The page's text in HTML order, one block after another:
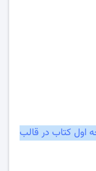
۱۶ صفحه اول کتاب در قالب